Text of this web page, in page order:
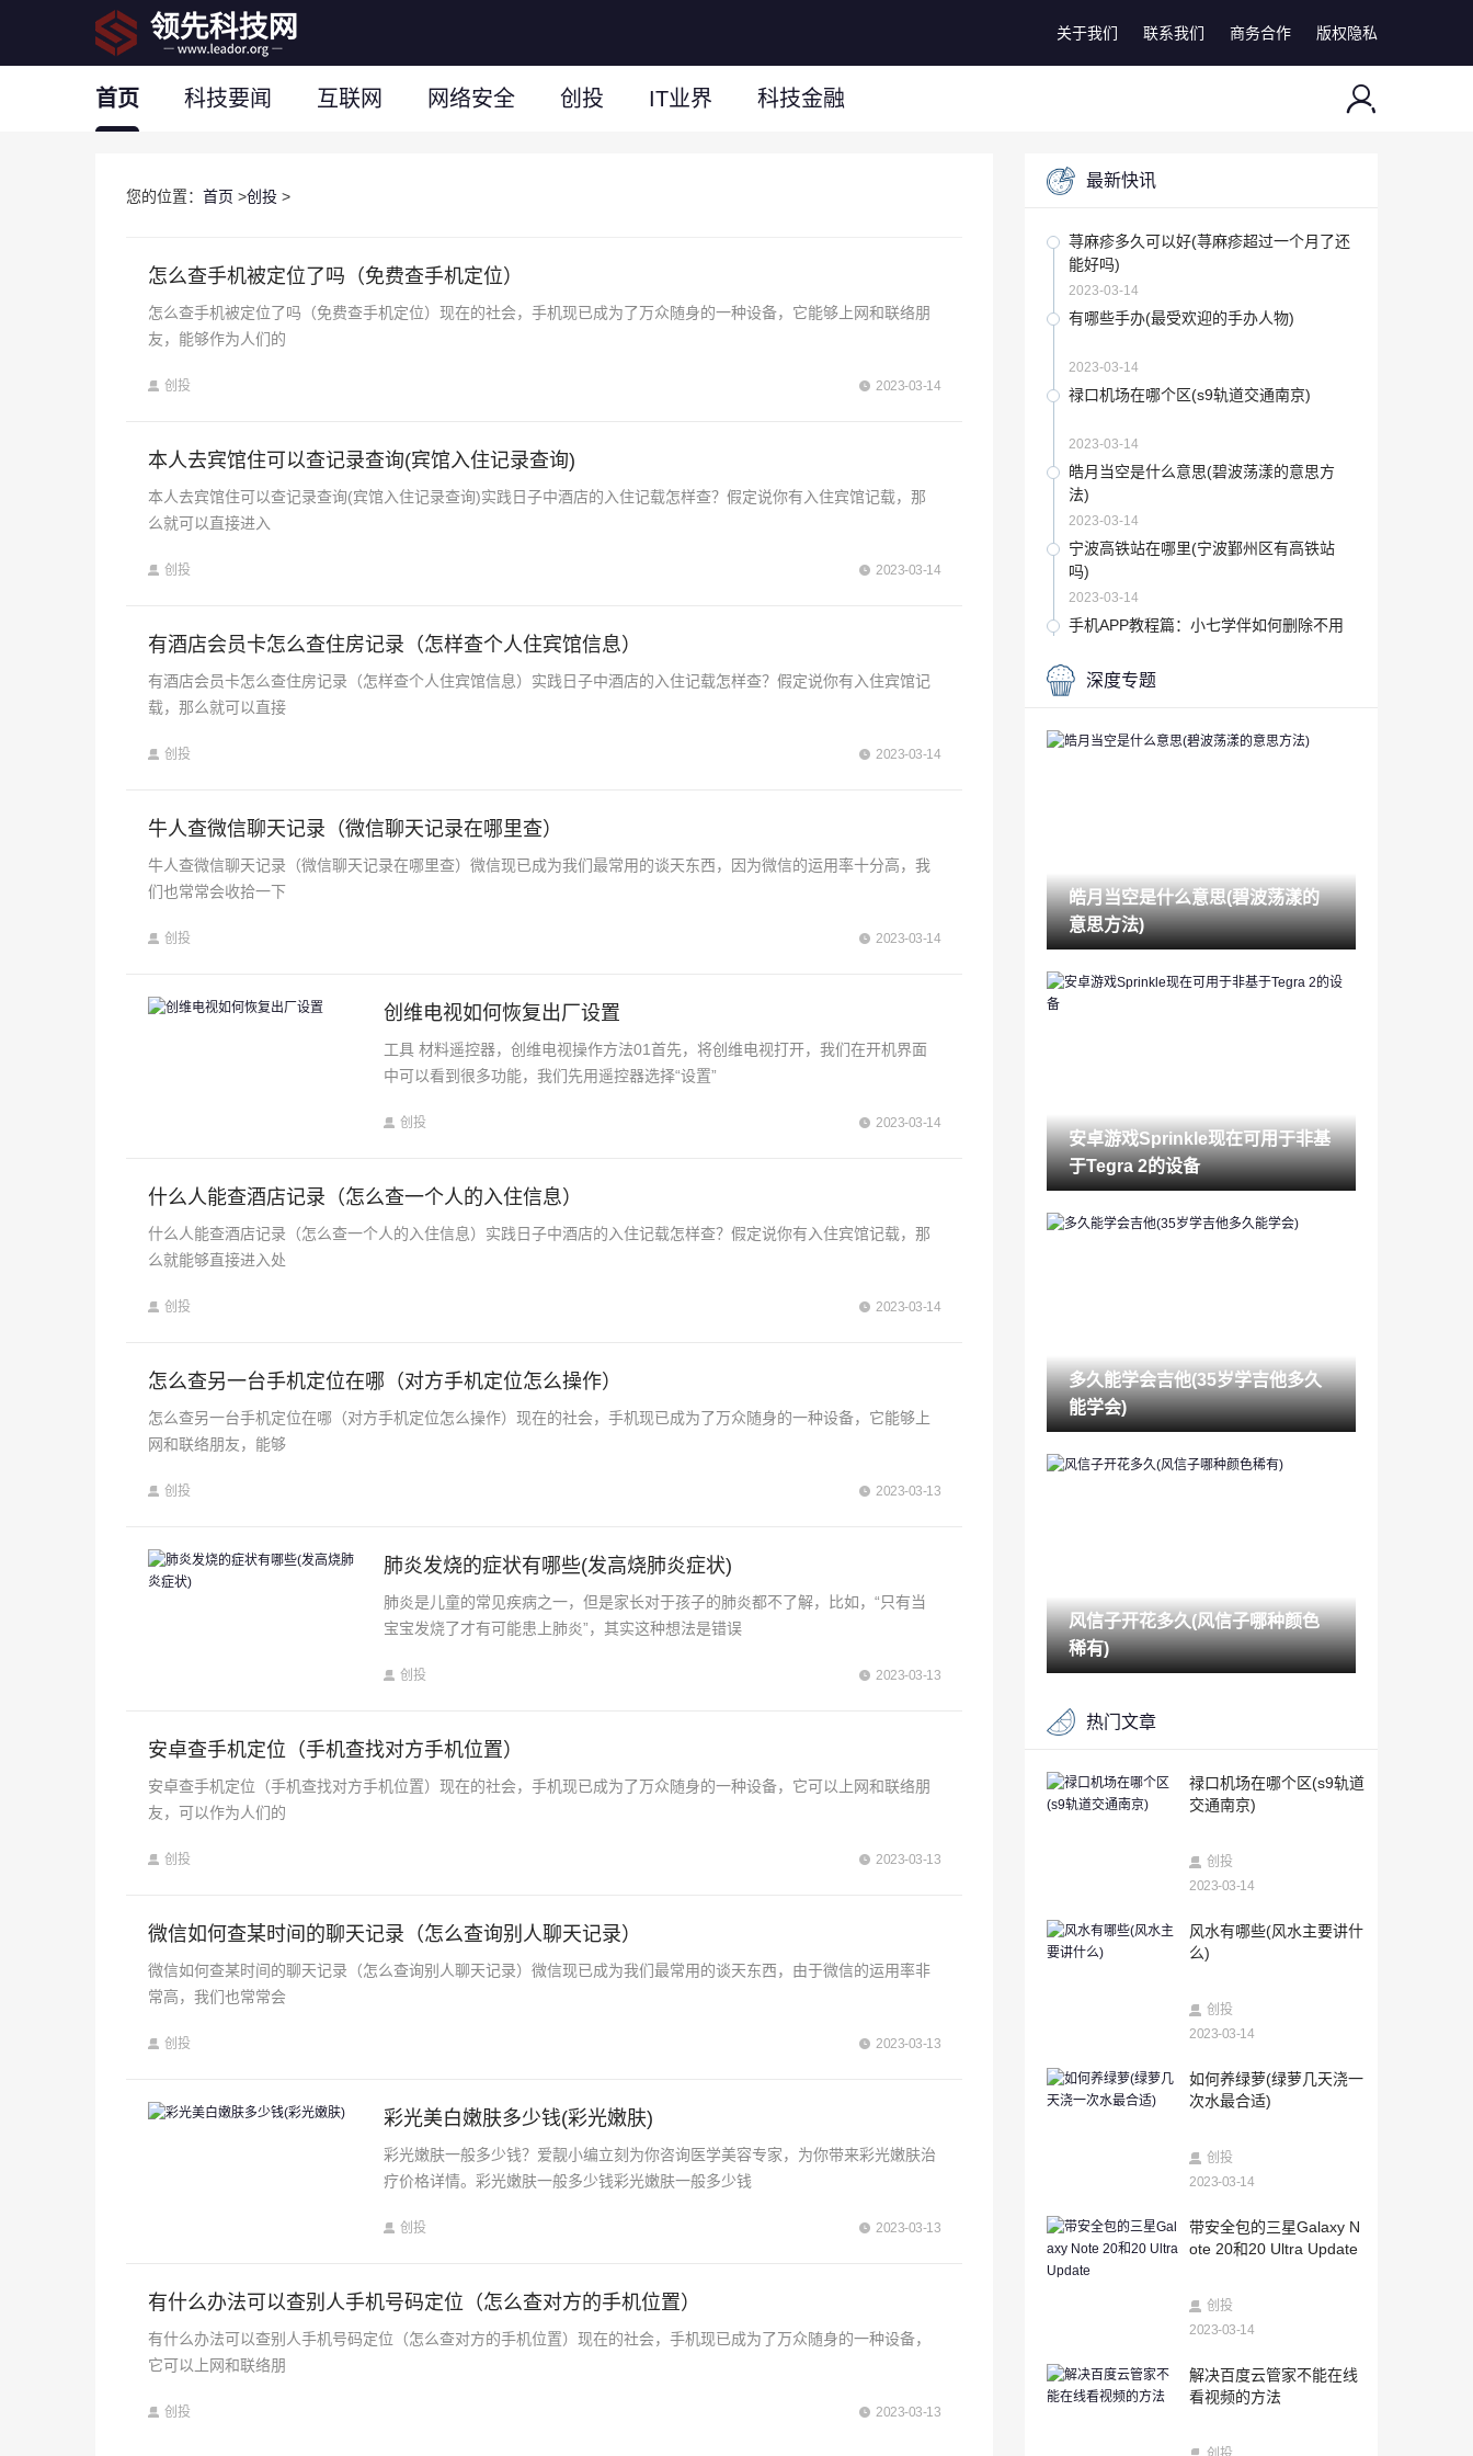
关于我们 联系我们 商务合作 版权隐私
首页 科技要闻 互联网 网络安全 创投 IT业界 科技金融
您的位置： 首页 >创投 >
怎么查手机被定位了吗（免费查手机定位）
怎么查手机被定位了吗（免费查手机定位）现在的社会，手机现已成为了万众随身的一种设备，它能够上网和联络朋
友，能够作为人们的
创投 2023-03-14
本人去宾馆住可以查记录查询(宾馆入住记录查询)
本人去宾馆住可以查记录查询(宾馆入住记录查询)实践日子中酒店的入住记载怎样查？假定说你有入住宾馆记载，那
么就可以直接进入
创投 2023-03-14
有酒店会员卡怎么查住房记录（怎样查个人住宾馆信息）
有酒店会员卡怎么查住房记录（怎样查个人住宾馆信息）实践日子中酒店的入住记载怎样查？假定说你有入住宾馆记
载，那么就可以直接
创投 2023-03-14
牛人查微信聊天记录（微信聊天记录在哪里查）
牛人查微信聊天记录（微信聊天记录在哪里查）微信现已成为我们最常用的谈天东西，因为微信的运用率十分高，我
们也常常会收拾一下
创投 2023-03-14
创维电视如何恢复出厂设置
工具 材料遥控器，创维电视操作方法01首先，将创维电视打开，我们在开机界面
中可以看到很多功能，我们先用遥控器选择“设置”
创投 2023-03-14
什么人能查酒店记录（怎么查一个人的入住信息）
什么人能查酒店记录（怎么查一个人的入住信息）实践日子中酒店的入住记载怎样查？假定说你有入住宾馆记载，那
么就能够直接进入处
创投 2023-03-14
怎么查另一台手机定位在哪（对方手机定位怎么操作）
怎么查另一台手机定位在哪（对方手机定位怎么操作）现在的社会，手机现已成为了万众随身的一种设备，它能够上
网和联络朋友，能够
创投 2023-03-13
肺炎发烧的症状有哪些(发高烧肺炎症状)
肺炎是儿童的常见疾病之一，但是家长对于孩子的肺炎都不了解，比如，“只有当
宝宝发烧了才有可能患上肺炎”，其实这种想法是错误
创投 2023-03-13
安卓查手机定位（手机查找对方手机位置）
安卓查手机定位（手机查找对方手机位置）现在的社会，手机现已成为了万众随身的一种设备，它可以上网和联络朋
友，可以作为人们的
创投 2023-03-13
微信如何查某时间的聊天记录（怎么查询别人聊天记录）
微信如何查某时间的聊天记录（怎么查询别人聊天记录）微信现已成为我们最常用的谈天东西，由于微信的运用率非
常高，我们也常常会
创投 2023-03-13
彩光美白嫩肤多少钱(彩光嫩肤)
彩光嫩肤一般多少钱？爱靓小编立刻为你咨询医学美容专家，为你带来彩光嫩肤治
疗价格详情。彩光嫩肤一般多少钱彩光嫩肤一般多少钱
创投 2023-03-13
有什么办法可以查别人手机号码定位（怎么查对方的手机位置）
有什么办法可以查别人手机号码定位（怎么查对方的手机位置）现在的社会，手机现已成为了万众随身的一种设备，
它可以上网和联络朋
创投 2023-03-13
最新快讯
荨麻疹多久可以好(荨麻疹超过一个月了还
能好吗)
2023-03-14
有哪些手办(最受欢迎的手办人物)
2023-03-14
禄口机场在哪个区(s9轨道交通南京)
2023-03-14
皓月当空是什么意思(碧波荡漾的意思方
法)
2023-03-14
宁波高铁站在哪里(宁波鄞州区有高铁站
吗)
2023-03-14
手机APP教程篇：小七学伴如何删除不用
2023-03-14
2023-03-14
有)
2023-03-14
app如何赚钱(玩手机赚钱最快的软件)
2023-03-14
2023-03-14
苹果怎么查手机被定位吗（如何查找我的i
phone位置）
2023-03-14
交流平台有哪些(社交软件起名字)
如何养绿萝(绿萝几天浇一次水最合适)
被删除的聊天记录可以恢复吗（手机聊天
记录删除了还能恢复吗）
2023-03-14
开过的房）
对方手机关机怎么查定位追踪（已关机的
手机如何定位找到人）
安卓游戏Sprinkle现在可用于非基于Tegra
峨眉山金顶海拔多少米(峨眉山金顶住宿一
晚上多少钱)
新股怎么打(新股申购条件和步骤)
安卓系统怎么查已删除的微信聊天记录
（咋查微信删除的聊天记录）
带安全包的三星Galaxy Note 20和20 Ultra
科技快讯：小米发布九号卡丁车Pro兰博基
尼汽车定制版售价9999元
RUZero游戏包和陀螺仪玩家欢喜
抖音里面查微信聊天记录的方法（微信聊
深度专题
皓月当空是什么意思(碧波荡漾的
意思方法)
安卓游戏Sprinkle现在可用于非基
于Tegra 2的设备
多久能学会吉他(35岁学吉他多久
能学会)
风信子开花多久(风信子哪种颜色
稀有)
热门文章
禄口机场在哪个区(s9轨道
交通南京)
创投
2023-03-14
风水有哪些(风水主要讲什
么)
创投
2023-03-14
如何养绿萝(绿萝几天浇一
次水最合适)
创投
2023-03-14
带安全包的三星Galaxy N
ote 20和20 Ultra Update
创投
2023-03-14
解决百度云管家不能在线
看视频的方法